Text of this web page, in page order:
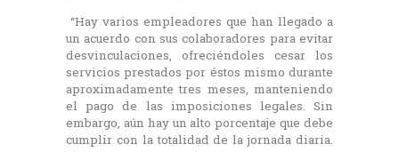
“Hay varios empleadores que han llegado a
un acuerdo con sus colaboradores para evitar
desvinculaciones, ofreciéndoles cesar los
servicios prestados por éstos mismo durante
aproximadamente tres meses, manteniendo
el pago de las imposiciones legales. Sin
embargo, aún hay un alto porcentaje que debe
cumplir con la totalidad de la jornada diaria.